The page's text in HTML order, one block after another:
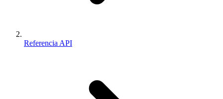
Referencia API